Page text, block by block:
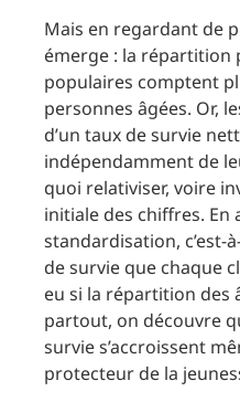
Mais en regardant de
émerge : la répartition
populaires comptent
personnes âgées. Or,
d’un taux de survie
indépendamment de
quoi relativiser, voire
initiale des chiffres. En
standardisation, c’est-
de survie que chaque
eu si la répartition des
partout, on découvre
survie s’accroissent
protecteur de la